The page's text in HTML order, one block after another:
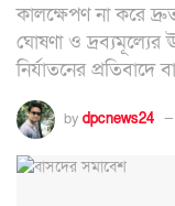
কালক্ষেপণ না করে
ঘোষণা ও দ্রব্যমূল্যের
নির্যাতনের
by dpcnews24